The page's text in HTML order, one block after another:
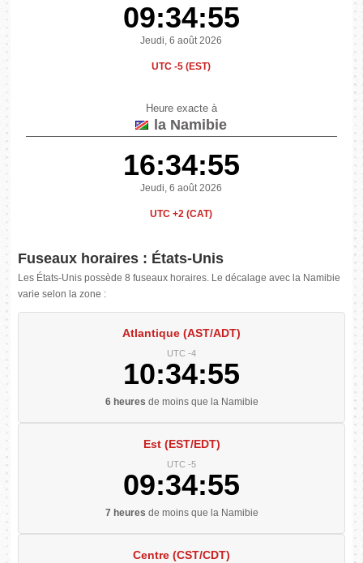
09:34:56
Jeudi, 6 août 2026
UTC -5 (EST)
Heure exacte à
la Namibie
16:34:56
Jeudi, 6 août 2026
UTC +2 (CAT)
Fuseaux horaires : États-Unis
Les États-Unis possède 8 fuseaux horaires. Le décalage avec la Namibie
varie selon la zone :
Atlantique (AST/ADT)
UTC -4
10:34:56
6 heures de moins que la Namibie
Est (EST/EDT)
UTC -5
09:34:56
7 heures de moins que la Namibie
Centre (CST/CDT)